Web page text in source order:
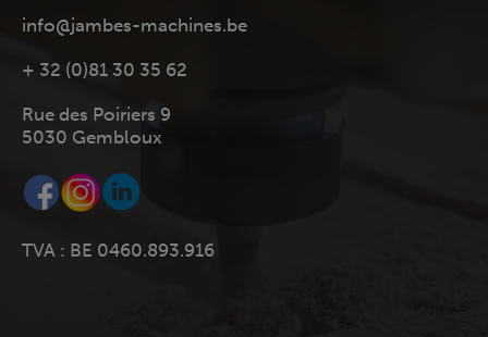
info@jambes-machines.be
+ 32 (0)81 30 35 62
Rue des Poiriers 9
5030 Gembloux
TVA : BE 0460.893.916